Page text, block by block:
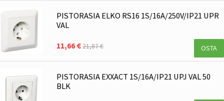
PISTORASIA ELKO RS16 1S/16A/250V/IP21 UPR
VAL
11,66 €21,87 € OSTA
PISTORASIA EXXACT 1S/16A/IP21 UPJ VAL 50
BLK